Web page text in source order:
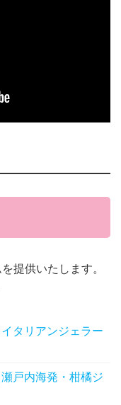
提供いたします。
タリアンジェラー
戸内海発・柑橘ジ